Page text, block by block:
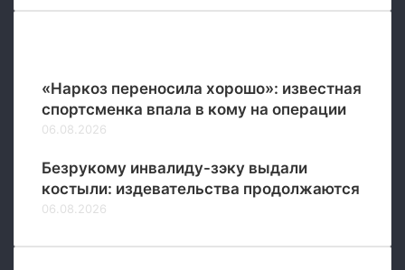
р
л
ю
«Наркоз переносила хорошо»: известная
спортсменка впала в кому на операции
06.08.2026
Безрукому инвалиду-зэку выдали
костыли: издевательства продолжаются
06.08.2026